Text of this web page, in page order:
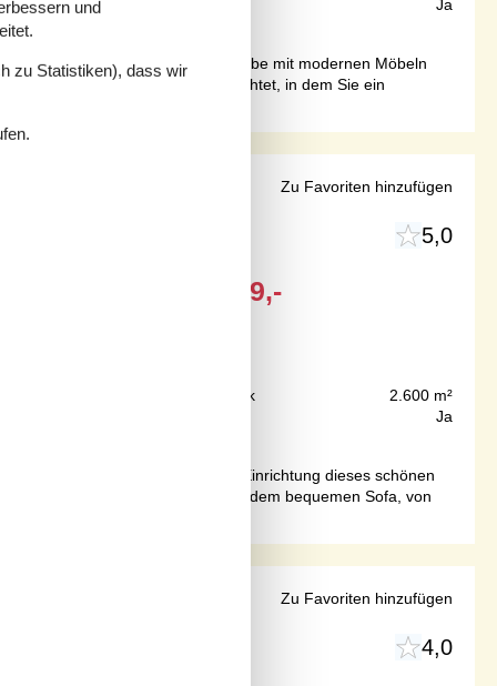
85 m² Ja
verfügt über eine große Wohnstube mit modernen Möbeln
Bad mit Whirlpool eingerichtet, in dem Sie ein
5,0
1.039,-
Grundstück
2.600 m²
Ja
Fjordes verbringen können. Die Einrichtung dieses schönen
langen Strandspaziergang auf dem bequemen Sofa, von
Zu Favoriten hinzufügen
4,0
Zu Favoriten hinzufügen
und
zu Statistiken), dass wir